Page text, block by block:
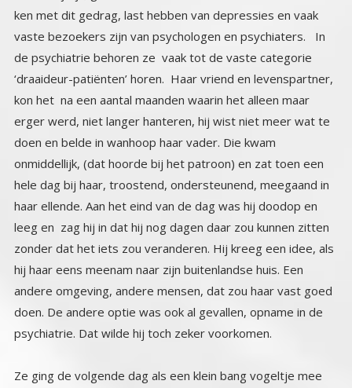
psychiatrie. Dat wilde hij toch zeker voorkomen.
Ze ging de volgende dag als een klein bang vogeltje mee
met haar vader en diens partner naar het huis in het zuiden.
Een lange rit, maar ze bleek zelfs in staat een stuk te rijden.
Na een rit van 12 uur kwamen ze moe aan in het huis in
Frankrijk. Het was februari, en het huis was ijskoud ze
waren er maanden niet geweest. Ze waren moe, want ze
waren met twee auto’s teruggereden. Thuisgekomen
moest er nog gegeten worden. Dus auto uitpakken, poezen
eten geven en laten wennen, en het huis warmen. Maar al
na een kwartier begon de dochter te klagen, dat ze het zo